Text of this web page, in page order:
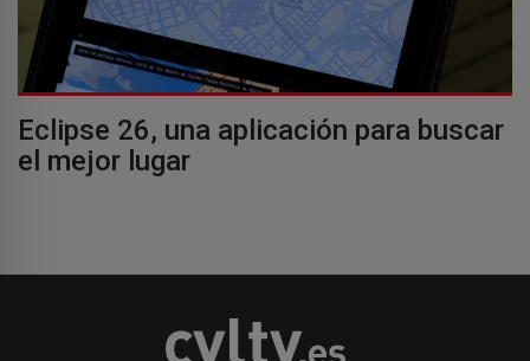
Eclipse 26, una aplicación para buscar
el mejor lugar